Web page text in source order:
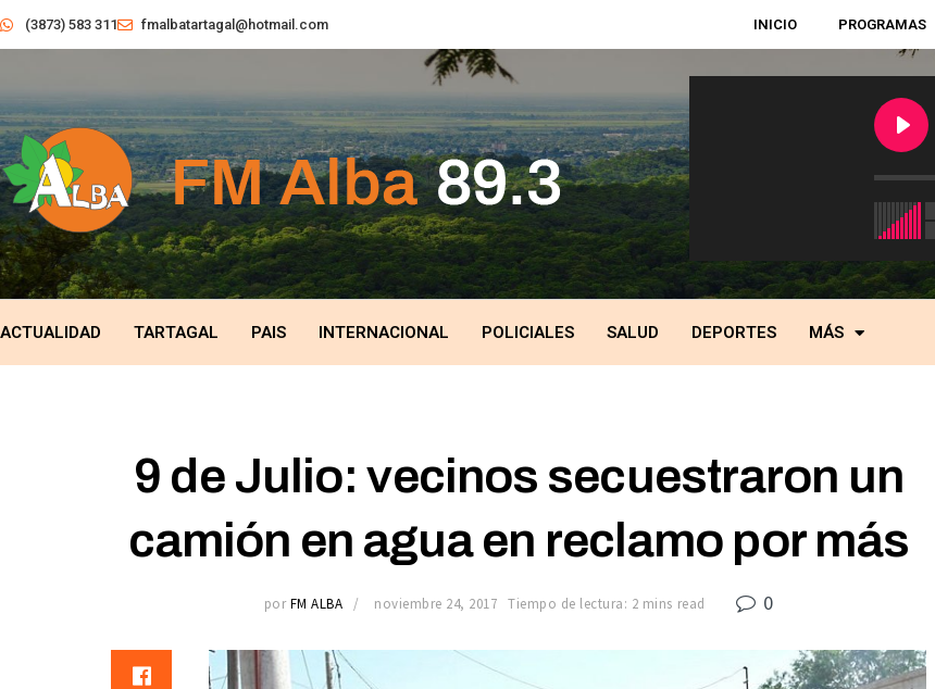
(3873) 583 311 fmalbatartagal@hotmail.com INICIO PROGRAMAS
ACTUALIDAD TARTAGAL PAIS INTERNACIONAL POLICIALES SALUD DEPORTES MÁS
9 de Julio: vecinos secuestraron un
camión en agua en reclamo por más
por FM ALBA noviembre 24, 2017 Tiempo de lectura: 2 mins read 0